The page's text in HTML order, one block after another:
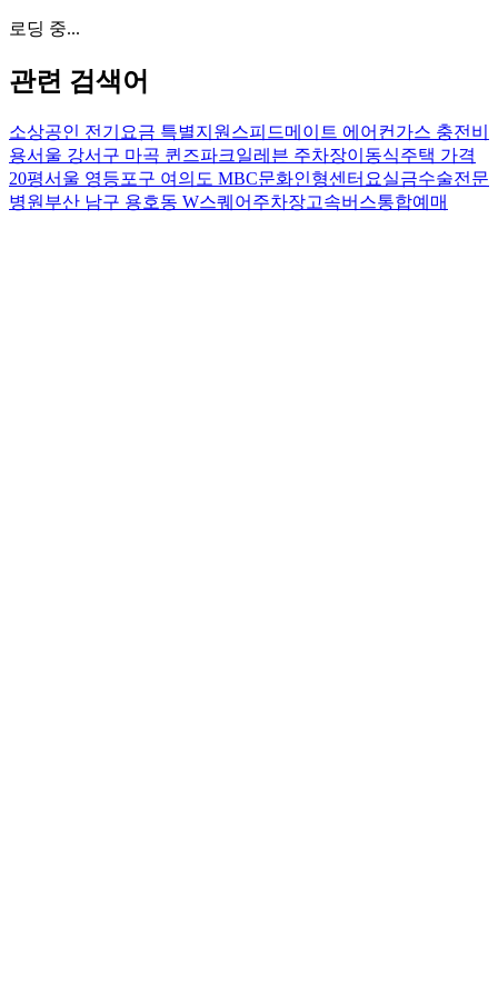
로딩 중...
관련 검색어
소상공인 전기요금 특별지원 스피드메이트 에어컨가스 충전비
용서울 강서구 마곡 퀸즈파크일레븐 주차장이동식주택 가격
20평서울 영등포구 여의도 MBC문화인형센터 요실금수술전문
병원 부산 남구 용호동 W스퀘어주차장고속버스통합예매